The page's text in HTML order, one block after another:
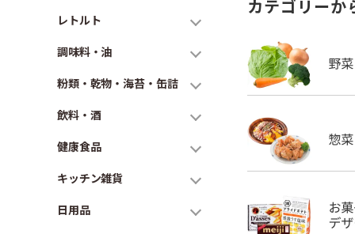
レトルト
調味料・油
粉類・乾物・海苔・缶詰
飲料・酒
健康食品
キッチン雑貨
日用品
カテゴリーか